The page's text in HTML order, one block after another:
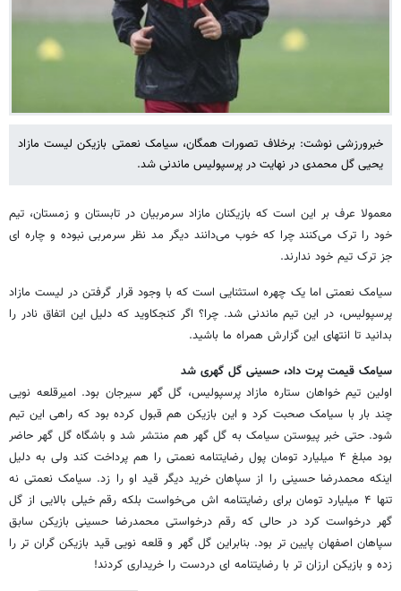
خبرورزشی نوشت: برخلاف تصورات همگان، سیامک نعمتی بازیکن لیست مازاد
یحیی گل محمدی در نهایت در پرسپولیس ماندنی شد.
معمولا عرف بر این است که بازیکنان مازاد سرمربیان در تابستان و زمستان، تیم
خود را ترک می‌کنند چرا که خوب می‌دانند دیگر مد نظر سرمربی نبوده و چاره ای
جز ترک تیم خود ندارند.
سیامک نعمتی اما یک چهره استثنایی است که با وجود قرار گرفتن در لیست مازاد
پرسپولیس، در این تیم ماندنی شد. چرا؟ اگر کنجکاوید که دلیل این اتفاق نادر را
بدانید تا انتهای این گزارش همراه ما باشید.
سیامک قیمت پرت داد، حسینی گل گهری شد
اولین تیم خواهان ستاره مازاد پرسپولیس، گل گهر سیرجان بود. امیرقلعه نویی
چند بار با سیامک صحبت کرد و این بازیکن هم قبول کرده بود که راهی این تیم
شود. حتی خبر پیوستن سیامک به گل گهر هم منتشر شد و باشگاه گل گهر حاضر
بود مبلغ ۴ میلیارد تومان پول رضایتنامه نعمتی را هم پرداخت کند ولی به دلیل
اینکه محمدرضا حسینی را از سپاهان خرید دیگر قید او را زد. سیامک نعمتی نه
تنها ۴ میلیارد تومان برای رضایتنامه اش می‌خواست بلکه رقم خیلی بالایی از گل
گهر درخواست کرد در حالی که رقم درخواستی محمدرضا حسینی بازیکن سابق
سپاهان اصفهان پایین تر بود. بنابراین گل گهر و قلعه نویی قید بازیکن گران تر را
زده و بازیکن ارزان تر با رضایتنامه ای دردست را خریداری کردند!